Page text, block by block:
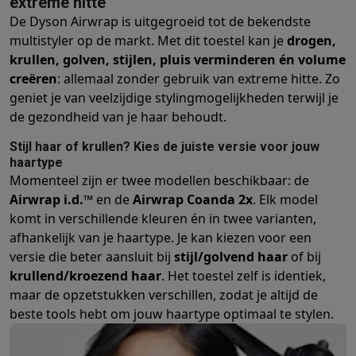
MondhygiëneElektrische tandenborstelsOpzetborstels
ScherenElektrische scheerapparatenBaardtrimmers
Lichaamsontharing IPL ontharingEpilatorsLadyshaves
BeautyGelaatsverzorgingLED MaskersSpiegelsHand &
Massage VoetmassageMassagestoelenNek &
GezondheidPersonenweegschalenBloeddrukmeters
TV, audio & foto
TV & beamersTV TV's met soundbar2026 TVLG TVSamsung TV
Randapparatuur TV SoundbarsHome cinemaVersterkers
Hoofdtelefoons & oortjesKoptelefoonsDraadloze
SpeakersSpeakers Bluetooth speakersSmart speakers
Muziek in huisRadio's & wekkersPlatenspelersHifi-ketens
NavigatieDashcamsGPSCoyoteGPS accessoires
TV & audio accessoiresSteunenKabelsDraagbare
FototoestellenDigitale camera'sInstant camera'sCanon
Action camsDronesCamcorder
De Dyson Airwrap is uitgegroeid tot de bekendste
multistyler op de markt. Met dit toestel kan jedrogen,
krullen, golven, stijlen, pluis verminderen én volume
creëren: allemaal zonder gebruik van extreme hitte. Zo
geniet je van veelzijdige stylingmogelijkheden terwijl je
de gezondheid van je haar behoudt.
Stijl haar of krullen? Kies de juiste versie voor jouw
haartype
Momenteel zijn er twee modellen beschikbaar: de
Airwrap i.d.™ en deAirwrap Coanda 2x. Elk model
komt in verschillende kleuren én in twee varianten,
afhankelijk van je haartype. Je kan kiezen voor een
versie die beter aansluit bij stijl/golvend haar of bij
krullend/kroezend haar. Het toestel zelf is identiek,
maar de opzetstukken verschillen, zodat je altijd de
beste tools hebt om jouw haartype optimaal te stylen.